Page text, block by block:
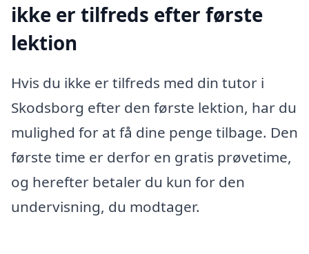
ikke er tilfreds efter første
lektion
Hvis du ikke er tilfreds med din tutor i
Skodsborg efter den første lektion, har du
mulighed for at få dine penge tilbage. Den
første time er derfor en gratis prøvetime,
og herefter betaler du kun for den
undervisning, du modtager.